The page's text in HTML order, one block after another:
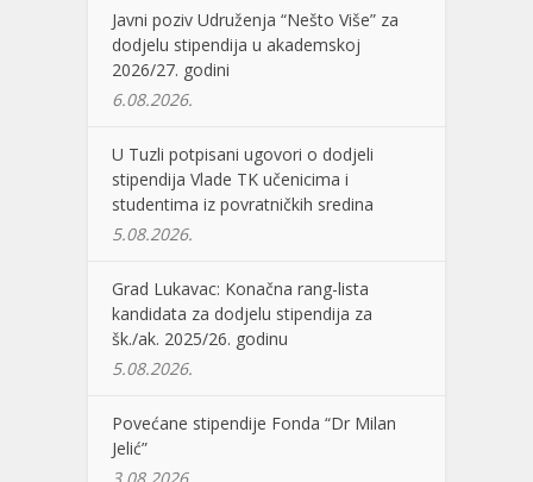
Javni poziv Udruženja “Nešto Više” za
dodjelu stipendija u akademskoj
2026/27. godini
6.08.2026.
U Tuzli potpisani ugovori o dodjeli
stipendija Vlade TK učenicima i
studentima iz povratničkih sredina
5.08.2026.
Grad Lukavac: Konačna rang-lista
kandidata za dodjelu stipendija za
šk./ak. 2025/26. godinu
5.08.2026.
Povećane stipendije Fonda “Dr Milan
Jelić”